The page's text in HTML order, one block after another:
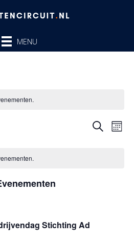
MENU
ZOEKEN
Stichting Ad